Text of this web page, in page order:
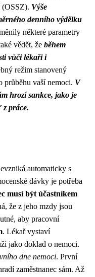
(OSSZ). Výše
denního výdělku
některé parametry
vědět, že během
vůči lékaři i
režim stanovený
průběhu vaší nemoci. V
hrozí sankce, jako je
z práce.
automaticky s
dávky je potřeba
musí být účastníkem
že z jeho mzdy jsou
aby pracovní
. Lékař vystaví
jako doklad o nemoci.
dne nemoci. První
zaměstnanec sám. Až